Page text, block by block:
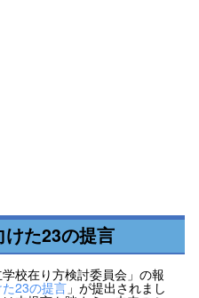
た23の提言
校在り方検討委員会」の報
23の提言」が提出されまし